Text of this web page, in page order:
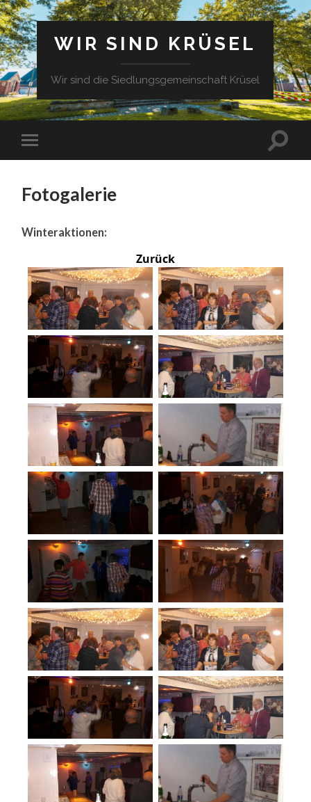
WIR SIND KRÜSEL
Wir sind die Siedlungsgemeinschaft Krüsel
Fotogalerie
Winteraktionen:
Zurück